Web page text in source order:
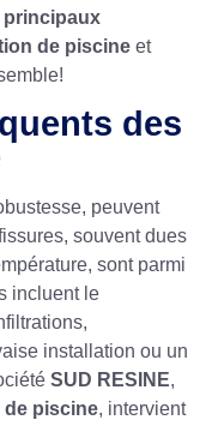
principaux
de piscine et
des
peuvent
souvent dues
sont parmi
incluent le
installation ou un
SUD RESINE,
de piscine, intervient